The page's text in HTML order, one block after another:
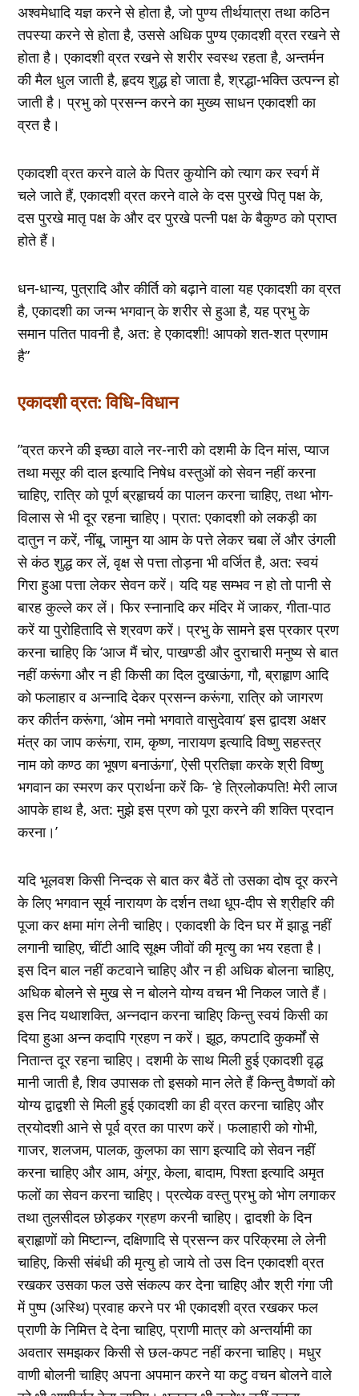
अश्‍वमेधादि यज्ञ करने से होता है, जो पुण्‍य तीर्थयात्रा तथा कठिन
तपस्‍या करने से होता है, उससे अधिक पुण्‍य एकादशी व्रत रखने से
होता है। एकादशी व्रत रखने से शरीर स्‍वस्‍थ रहता है, अन्‍तर्मन
की मैल धुल जाती है, हृदय शुद्ध हो जाता है, श्रद्धा-भक्ति उत्‍पन्‍न हो
जाती है। प्रभु को प्रसन्‍न करने का मुख्‍य साधन एकादशी का
व्रत है।
एकादशी व्रत करने वाले के पितर कुयोनि को त्‍याग कर स्‍वर्ग में
चले जाते हैं, एकादशी व्रत करने वाले के दस पुरखे पितृ पक्ष के,
दस पुरखे मातृ पक्ष के और दर पुरखे पत्नी पक्ष के बैकुण्‍ठ को प्राप्‍त
होते हैं।
धन-धान्‍य, पुत्रादि और कीर्ति को बढ़ाने वाला यह एकादशी का व्रत
है, एकादशी का जन्‍म भगवान् के शरीर से हुआ है, यह प्रभु के
समान पतित पावनी है, अत: हे एकादशी! आपको शत-शत प्रणाम
है”
एकादशी व्रत: विधि-विधान
”व्रत करने की इच्‍छा वाले नर-नारी को दशमी के दिन मांस, प्‍याज
तथा मसूर की दाल इत्‍यादि निषेध वस्‍तुओं को सेवन नहीं करना
चाहिए, रात्रि को पूर्ण ब्रहृाचर्य का पालन करना चाहिए, तथा भोग-
विलास से भी दूर रहना चाहिए। प्रात: एकादशी को लकड़ी का
दातुन न करें, नींबू, जामुन या आम के पत्ते लेकर चबा लें और उंगली
से कंठ शुद्ध कर लें, वृक्ष से पत्ता तोड़ना भी वर्जित है, अत: स्‍वयं
गिरा हुआ पत्ता लेकर सेवन करें। यदि यह सम्‍भव न हो तो पानी से
बारह कुल्‍ले कर लें। फिर स्‍नानादि कर मंदिर में जाकर, गीता-पाठ
करें या पुरोहितादि से श्रवण करें। प्रभु के सामने इस प्रकार प्रण
करना चाहिए कि ‘आज मैं चोर, पाखण्‍डी और दुराचारी मनुष्‍य से बात
नहीं करूंगा और न ही किसी का दिल दुखाऊंगा, गौ, ब्राहृाण आदि
को फलाहार व अन्‍नादि देकर प्रसन्‍न करूंगा, रात्रि को जागरण
कर कीर्तन करूंगा, ‘ओम नमो भगवाते वासुदेवाय’ इस द्वादश अक्षर
मंत्र का जाप करूंगा, राम, कृष्‍ण, नारायण इत्‍यादि विष्‍णु सहस्‍त्र
नाम को कण्‍ठ का भूषण बनाऊंगा’, ऐसी प्रतिज्ञा करके श्री विष्‍णु
भगवान का स्‍मरण कर प्रार्थना करें कि- ‘हे त्रिलोकपति! मेरी लाज
आपके हाथ है, अत: मुझे इस प्रण को पूरा करने की शक्ति प्रदान
करना।’
यदि भूलवश किसी निन्‍दक से बात कर बैठें तो उसका दोष दूर करने
के लिए भगवान सूर्य नारायण के दर्शन तथा धूप-दीप से श्रीहरि की
पूजा कर क्षमा मांग लेनी चाहिए। एकादशी के दिन घर में झाडू नहीं
लगानी चाहिए, चींटी आदि सूक्ष्‍म जीवों की मृत्‍यु का भय रहता है।
इस दिन बाल नहीं कटवाने चाहिए और न ही अधिक बोलना चाहिए,
अधिक बोलने से मुख से न बोलने योग्‍य वचन भी निकल जाते हैं।
इस निद यथाशक्ति, अन्‍नदान करना चाहिए किन्‍तु स्‍वयं किसी का
दिया हुआ अन्‍न कदापि ग्रहण न करें। झूठ, कपटादि कुकर्मों से
नितान्‍त दूर रहना चाहिए। दशमी के साथ मिली हुई एकादशी वृद्ध
मानी जाती है, शिव उपासक तो इसको मान लेते हैं किन्‍तु वैष्‍णवों को
योग्‍य द्वाद्वशी से मिली हुई एकादशी का ही व्रत करना चाहिए और
त्रयोदशी आने से पूर्व व्रत का पारण करें। फलाहारी को गोभी,
गाजर, शलजम, पालक, कुलफा का साग इत्‍यादि को सेवन नहीं
करना चाहिए और आम, अंगूर, केला, बादाम, पिश्‍ता इत्‍यादि अमृत
फलों का सेवन करना चाहिए। प्रत्‍येक वस्‍तु प्रभु को भोग लगाकर
तथा तुलसीदल छोड़कर ग्रहण करनी चाहिए। द्वादशी के दिन
ब्राहृाणों को मिष्‍टान्न, दक्षिणादि से प्रसन्‍न कर परिक्रमा ले लेनी
चाहिए, किसी संबंधी की मृत्‍यु हो जाये तो उस दिन एकादशी व्रत
रखकर उसका फल उसे संकल्‍प कर देना चाहिए और श्री गंगा जी
में पुष्‍प (अस्थि) प्रवाह करने पर भी एकादशी व्रत रखकर फल
प्राणी के निमित्त दे देना चाहिए, प्राणी मात्र को अन्‍तर्यामी का
अवतार समझकर किसी से छल-कपट नहीं करना चाहिए। मधुर
वाणी बोलनी चाहिए अपना अपमान करने या कटु वचन बोलने वाले